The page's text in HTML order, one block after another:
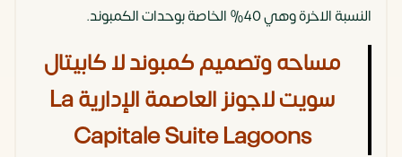
النسبة الاخرة وهي 40% الخاصة بوحدات الكمبوند.
مساحه وتصميم كمبوند لا كابيتال
سويت لاجونز العاصمة الإدارية La
Capitale Suite Lagoons